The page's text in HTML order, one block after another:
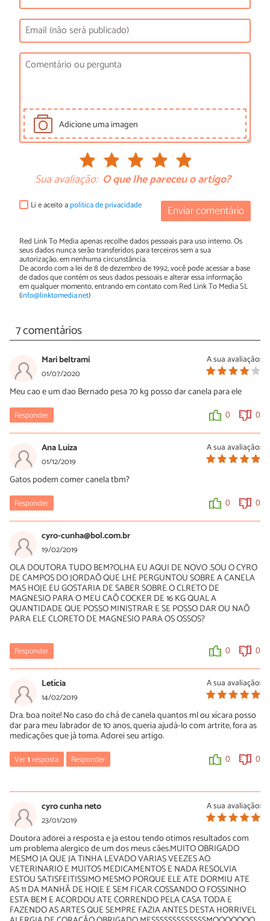
Adicione uma imagen
Sua avaliação: O que lhe pareceu o artigo?
Enviar comentário
Li e aceito apolítica de privacidade
Red Link To Media apenas recolhe dados pessoais para uso interno. Os
seus dados nunca serão transferidos para terceiros sem a sua
autorização, em nenhuma circunstância.
De acordo com a lei de 8 de dezembro de 1992, você pode acessar a base
de dados que contém os seus dados pessoais e alterar essa informação
em qualquer momento, entrando em contato com Red Link To Media SL
(info@linktomedia.net)
7 comentários
A sua avaliação:
Mari beltrami
01/07/2020
Meu cao e um dao Bernado pesa 70 kg posso dar canela para ele
Responder 0 0
A sua avaliação:
Ana Luiza
01/12/2019
Gatos podem comer canela tbm?
Responder 0 0
cyro-cunha@bol.com.br
19/02/2019
OLA DOUTORA TUDO BEM?OLHA EU AQUI DE NOVO .SOU O CYRO
DE CAMPOS DO JORDAÕ QUE LHE PERGUNTOU SOBRE A CANELA
MAS HOJE EU GOSTARIA DE SABER SOBRE O CLRETO DE
MAGNESIO PARA O MEU CAÕ COCKER DE 16 KG QUAL A
QUANTIDADE QUE POSSO MINISTRAR E SE POSSO DAR OU NAÕ
PARA ELE CLORETO DE MAGNESIO PARA OS OSSOS?
Responder 0 0
A sua avaliação:
Letícia
14/02/2019
Dra. boa noite! No caso do chá de canela quantos ml ou xícara posso
dar para meu labrador de 10 anos, queria ajudá-lo com artrite, fora as
medicações que já toma. Adorei seu artigo.
Ver1resposta Responder 0 0
14/02/2019
Oi Letícia! Tal como referido no artigo: embora seja recomendado
respeitar um limite de ½ colher de chá de canela por dia, não
existe uma dosagem específica para todos os cães. A dose deve
ser adequada segundo o objetivo de consumo, peso, tamanho e
estado de saúde de cada animal. Portanto, é essencial que você
consulte o seu veterinário antes de incluir qualquer suplemento
na dieta do seu animal de estimação, mesmo que seja um
produto natural. O profissional capacitado pode orientá-lo sobre
a quantidade necessária e a melhor forma de administração, para
obter um impacto positivo na saúde do seu companheiro.
A sua avaliação:
cyro cunha neto
23/01/2019
Doutora adorei a resposta e ja estou tendo otimos resultados com
um problema alergico de um dos meus cães.MUITO OBRIGADO
MESMO JA QUE JA TINHA LEVADO VARIAS VEEZES AO
VETERINARIO E MUITOS MEDICAMENTOS E NADA RESOLVIA
ESTOU SATISFEITISSIMO MESMO PORQUE ELE ATE DORMIU ATE
AS 11 DA MANHÃ DE HOJE E SEM FICAR COSSANDO O FOSSINHO
ESTA BEM E ACORDOU ATE CORRENDO PELA CASA TODA E
FAZENDO AS ARTES QUE SEMPRE FAZIA ANTES DESTA HORRIVEL